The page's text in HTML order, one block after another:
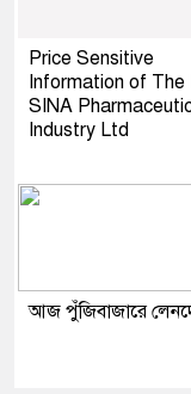
Price Sensitive
Information of The
SINA
Industry Ltd
আজ পুঁজিবাজারে